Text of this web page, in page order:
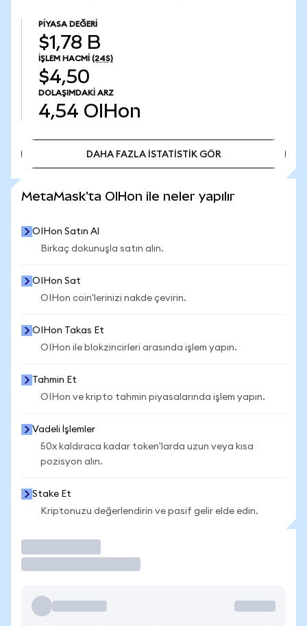
PIYASA DEĞERI
$1,78 B
İŞLEM HACMI (24S)
$4,50
DOLAŞIMDAKI ARZ
4,54 OIHon
DAHA FAZLA İSTATİSTİK GÖR
MetaMask'ta OIHon ile neler yapılır
OIHon Satın Al
Birkaç dokunuşla satın alın.
OIHon Sat
OIHon coin'lerinizi nakde çevirin.
OIHon Takas Et
OIHon ile blokzincirleri arasında işlem yapın.
Tahmin Et
OIHon ve kripto tahmin piyasalarında işlem yapın.
Vadeli İşlemler
50x kaldıraca kadar token'larda uzun veya kısa
pozisyon alın.
Stake Et
Kriptonuzu değerlendirin ve pasif gelir elde edin.